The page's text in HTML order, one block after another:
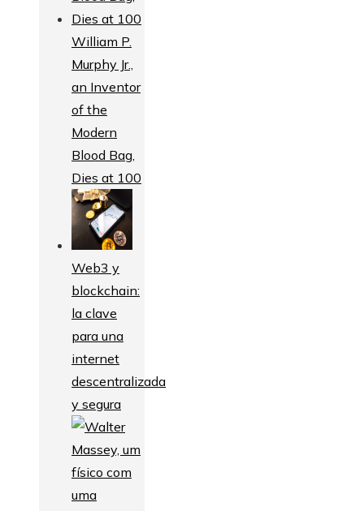
William P.
Murphy Jr.,
an Inventor
of the
Modern
Blood Bag,
Dies at 100
Web3 y
blockchain:
la clave
para una
internet
descentralizada
y segura